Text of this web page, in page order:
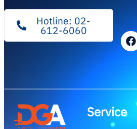
Hotline: 02-
612-6060
Service